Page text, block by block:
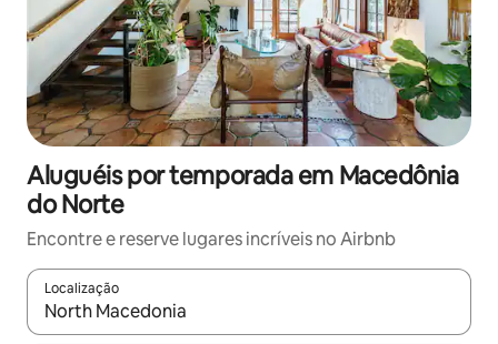
Aluguéis por temporada em Macedônia
do Norte
Encontre e reserve lugares incríveis no Airbnb
Localização
Quando os resultados estiverem disponíveis, explore-os